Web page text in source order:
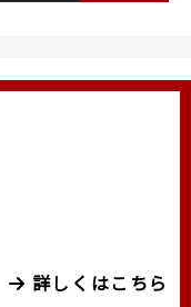
詳しくはこちら